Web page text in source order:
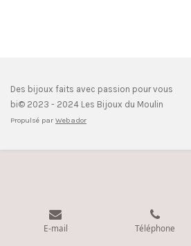
Des bijoux faits avec passion pour vous
bi© 2023 - 2024 Les Bijoux du Moulin
Propulsé par Webador
E-mail Téléphone